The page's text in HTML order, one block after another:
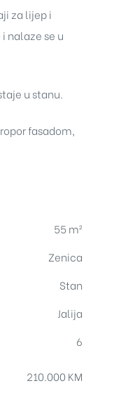
za lijep i
nalaze se u
u stanu.
fasadom,
55 m²
Zenica
Stan
Jalija
6
210.000 KM